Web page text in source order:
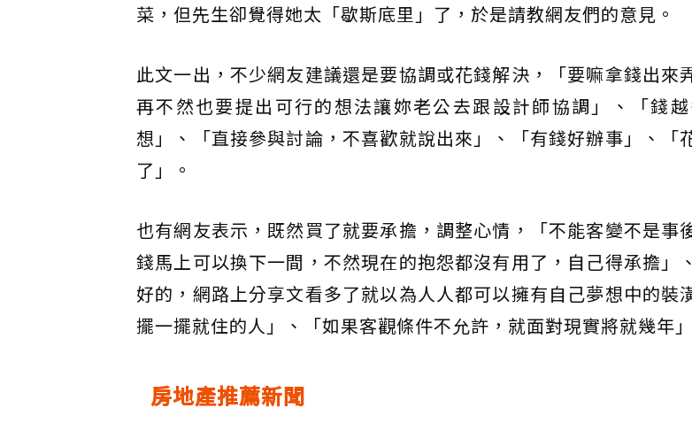
菜，但先生卻覺得她太「歇斯底里」了，於是請教網友們的意見。
此文一出，不少網友建議還是要協調或花錢解決，「要嘛拿錢出來
再不然也要提出可行的想法讓妳老公去跟設計師協調」、「錢
想」、「直接參與討論，不喜歡就說出來」、「有錢好辦事」、「
了」。
也有網友表示，既然買了就要承擔，調整心情，「不能客變不是事
錢馬上可以換下一間，不然現在的抱怨都沒有用了，自己得承擔」
好的，網路上分享文看多了就以為人人都可以擁有自己夢想中的裝
擺一擺就住的人」、「如果客觀條件不允許，就面對現實將就幾年」
房地產推薦新聞